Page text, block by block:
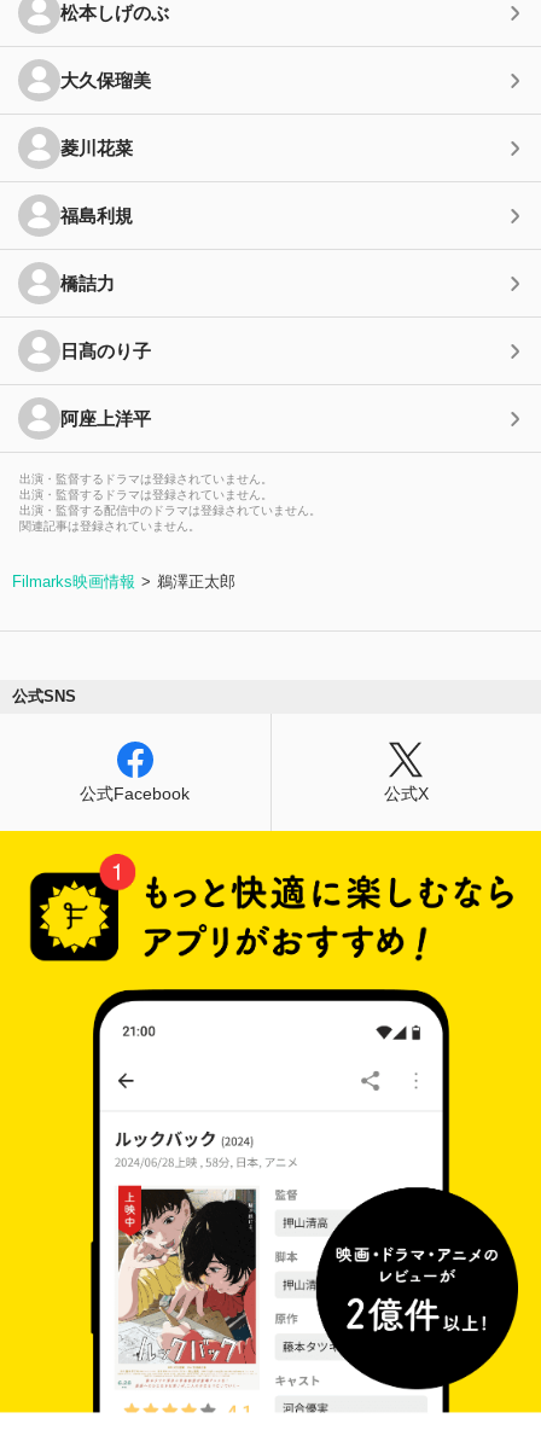
松本しげのぶ
大久保瑠美
菱川花菜
福島利規
橋詰力
日髙のり子
阿座上洋平
出演・監督するドラマは登録されていません。
出演・監督するドラマは登録されていません。
出演・監督する配信中のドラマは登録されていません。
関連記事は登録されていません。
Filmarks映画情報 鵜澤正太郎
公式SNS
公式Facebook 公式X